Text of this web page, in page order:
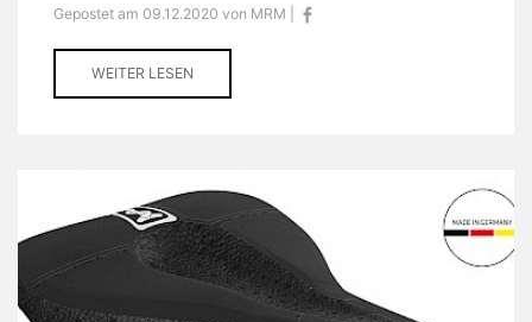
Gepostet am 09.12.2020 von MRM |
WEITER LESEN